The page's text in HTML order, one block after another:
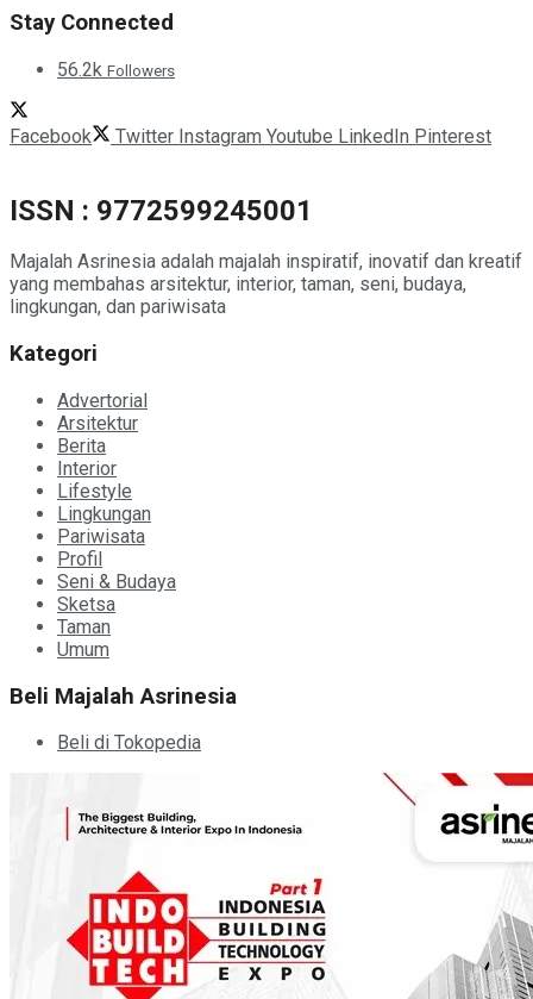
Stay Connected
56.2k Followers
Facebook Twitter Instagram Youtube LinkedIn Pinterest
ISSN : 9772599245001
Majalah Asrinesia adalah majalah inspiratif, inovatif dan kreatif
yang membahas arsitektur, interior, taman, seni, budaya,
lingkungan, dan pariwisata
Kategori
Advertorial
Arsitektur
Berita
Interior
Lifestyle
Lingkungan
Pariwisata
Profil
Seni & Budaya
Sketsa
Taman
Umum
Beli Majalah Asrinesia
Beli di Tokopedia